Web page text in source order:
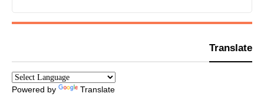
Translate
Powered by Translate